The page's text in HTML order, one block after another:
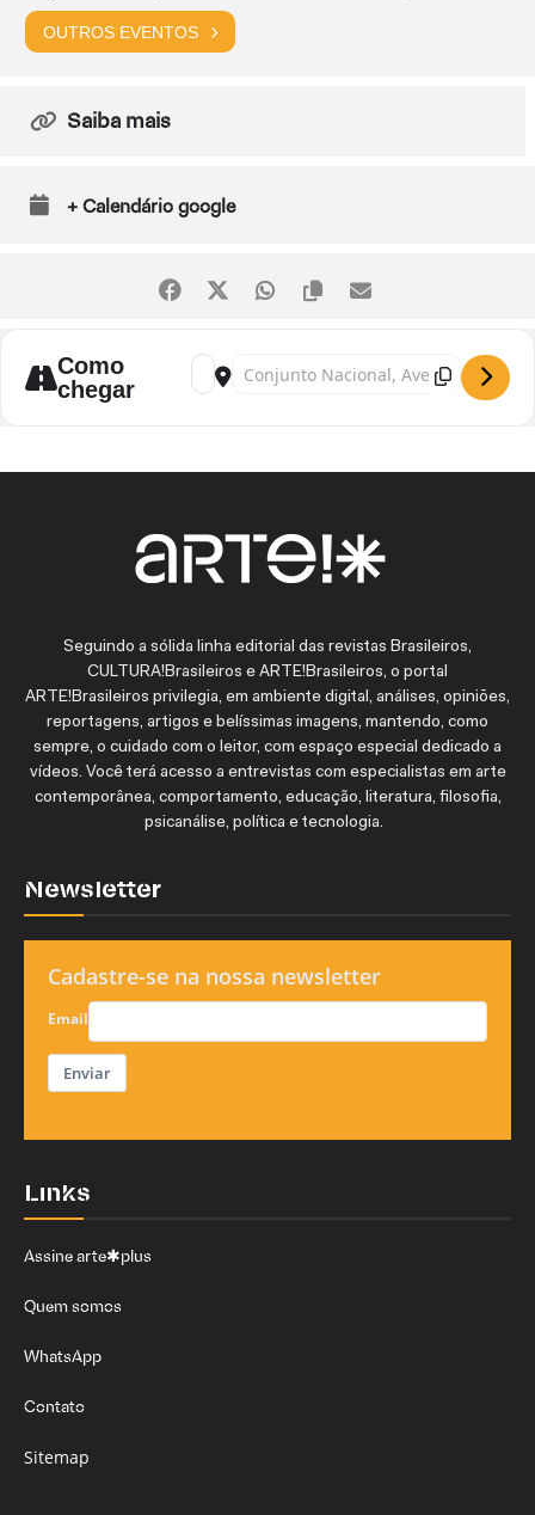
OUTROS EVENTOS
Saiba mais
+ Calendário google
Como
chegar
Address - Exposição imersiva "O Brasil de
Destination Address - Exposição
Seguindo a sólida linha editorial das revistas Brasileiros,
CULTURA!Brasileiros e ARTE!Brasileiros, o portal
ARTE!Brasileiros privilegia, em ambiente digital, análises, opiniões,
reportagens, artigos e belíssimas imagens, mantendo, como
sempre, o cuidado com o leitor, com espaço especial dedicado a
vídeos. Você terá acesso a entrevistas com especialistas em arte
contemporânea, comportamento, educação, literatura, filosofia,
psicanálise, política e tecnologia.
Newsletter
Cadastre-se na nossa newsletter
Email
Enviar
Links
Assine arte✱plus
Quem somos
WhatsApp
Contato
Sitemap